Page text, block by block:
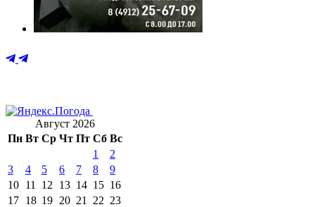
Август 2026
Пн Вт Ср Чт Пт Сб Вс
1
2
3
4 5 6 7 8
9
10 11 12 13 14 15 16
17 18 19 20 21 22 23